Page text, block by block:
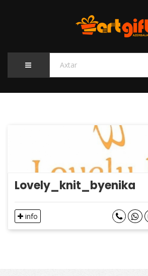
Lovely_knit_byenika
info